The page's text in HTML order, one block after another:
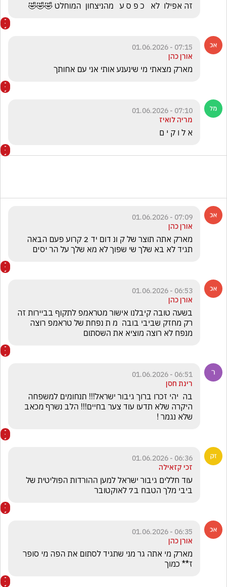
זה אפילו  לא   כ פ ס ע   מהניצחון  המוחלט 🤣🤣🤣
07:15 - 01.06.2026
אורן כהן
מארק מצאתי מי שינענע אותי אני עם אחותך
07:10 - 01.06.2026
מריה לואיז
א ל ו ק י ם
07:09 - 01.06.2026
אורן כהן
תגיד לא בא שלך שי שפוך לא מא שלך על הר יסים
06:53 - 01.06.2026
אורן כהן
מנפח לא רוצה מוציא את השסתום
06:51 - 01.06.2026
רינת חסן
שלא נגמר !
06:36 - 01.06.2026
זכי קזאילה
ביבי מלך הטבח ב7 לאוקטובר
06:35 - 01.06.2026
אורן כהן
ז** כמוך